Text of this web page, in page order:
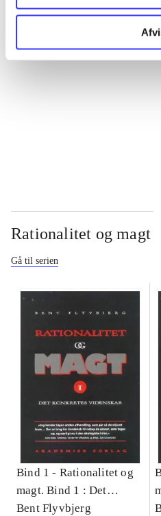
Rationalitet og magt
Gå til serien
Bind 1 - Rationalitet og
magt. Bind 1 : Det
konkretes videnskab
Bent Flyvbjerg